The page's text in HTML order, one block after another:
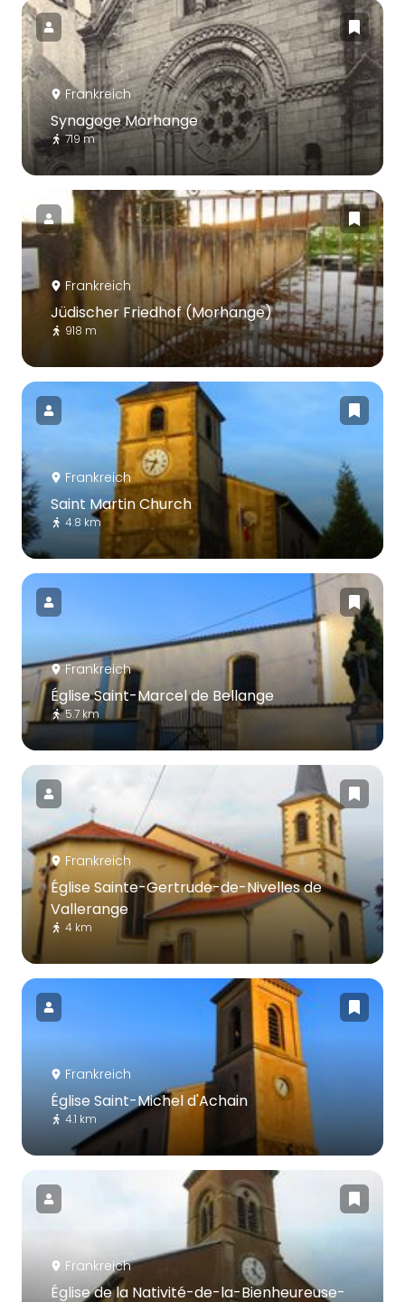
Frankreich
Synagoge Morhange
719 m
Frankreich
Jüdischer Friedhof (Morhange)
918 m
Frankreich
Saint Martin Church
4.8 km
Frankreich
Église Saint-Marcel de Bellange
5.7 km
Frankreich
Église Sainte-Gertrude-de-Nivelles de
Vallerange
4 km
Frankreich
Église Saint-Michel d'Achain
4.1 km
Frankreich
Église de la Nativité-de-la-Bienheureuse-